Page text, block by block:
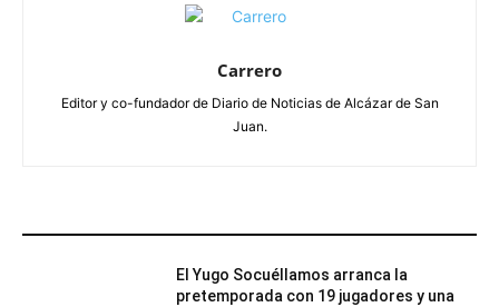
Carrero
Editor y co-fundador de Diario de Noticias de Alcázar de San
Juan.
El Yugo Socuéllamos arranca la
pretemporada con 19 jugadores y una